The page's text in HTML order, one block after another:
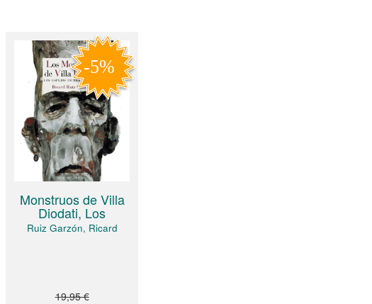
Monstruos de Villa
Diodati, Los
Ruiz Garzón, Ricard
19,95 €